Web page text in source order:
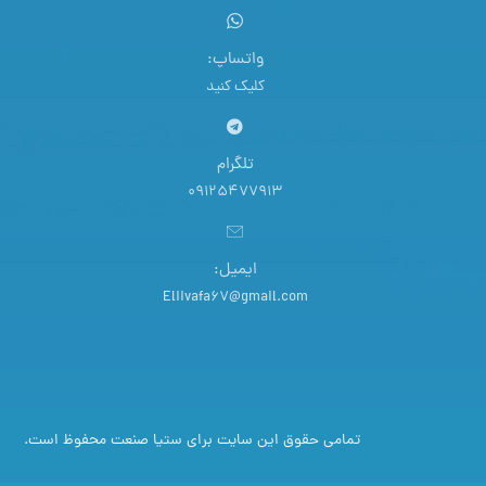
واتساپ:
کلیک کنید
تلگرام
09125477913
ایمیل:
Eliivafa67@gmail.com
تمامی حقوق این سایت برای ستیا صنعت محفوظ است.